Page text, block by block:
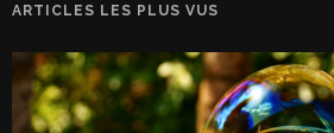
ARTICLES LES PLUS VUS